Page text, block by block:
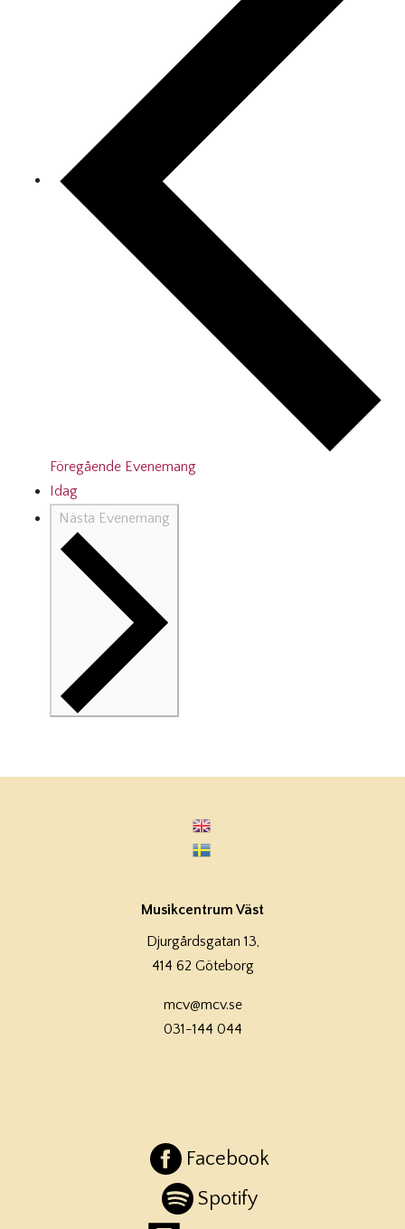
Föregående Evenemang
Idag
Nästa Evenemang
Musikcentrum Väst
Djurgårdsgatan 13,
414 62 Göteborg
mcv@mcv.se
031-144 044
Facebook
Spotify